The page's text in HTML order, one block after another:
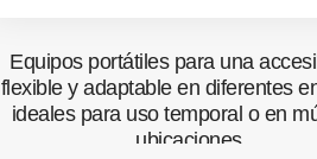
Equipos portátiles para una
flexible y adaptable en diferentes
ideales para uso temporal o en
ubicaciones.